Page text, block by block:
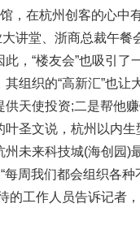
，在杭州创客的心中
讲堂、浙商总裁午
，“楼友会”也吸引了
组织的“高新汇”也
天使投资;二是帮他
圣文说，杭州以内生
未来科技城(海创园)
每周我们都会组织各
的工作人员告诉记者